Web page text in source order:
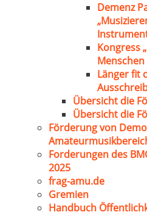
Demenz
Kongress
Länger fit
Übersicht die
Übersicht die
Förderung von
Forderungen des
2025
frag-amu.de
Gremien
Handbuch